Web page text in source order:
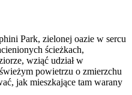
Park, zielonej oazie w sercu
ścieżkach,
wziąć udział w
powietrzu o zmierzchu
jak mieszkające tam warany